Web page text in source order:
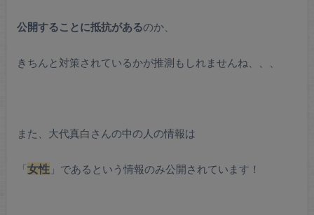
公開することに抵抗があるのか、
きちんと対策されているかが推測もしれませんね、、、
また、大代真白さんの中の人の情報は
「女性」であるという情報のみ公開されています！